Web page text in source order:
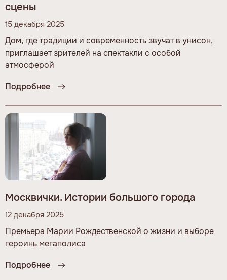
сцены
15 декабря 2025
Дом, где традиции и современность звучат в унисон,
приглашает зрителей на спектакли с особой
атмосферой
Подробнее
Москвички. Истории большого города
12 декабря 2025
Премьера Марии Рождественской о жизни и выборе
героинь мегаполиса
Подробнее